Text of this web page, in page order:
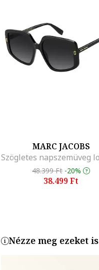
MARC JACOBS
48.399 Ft -20%
38.499 Ft
Nézze meg ezeket is